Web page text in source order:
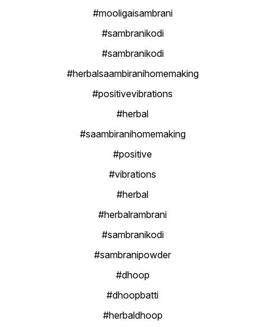
#mooligaisambrani
#sambranikodi
#sambranikodi
#herbalsaambiranihomemaking
#positivevibrations
#herbal
#saambiranihomemaking
#positive
#vibrations
#herbal
#herbalrambrani
#sambranikodi
#sambranipowder
#dhoop
#dhoopbatti
#herbaldhoop